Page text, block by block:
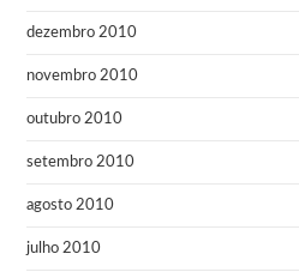
dezembro 2010
novembro 2010
outubro 2010
setembro 2010
agosto 2010
julho 2010